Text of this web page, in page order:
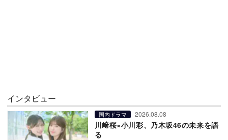
インタビュー
国内ドラマ 2026.08.08
川﨑桜×小川彩、乃木坂46の未来を語
る